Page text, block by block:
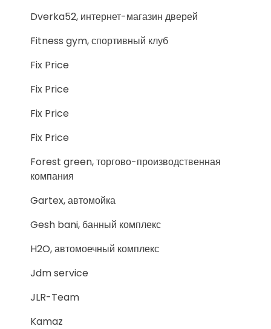
Dverka52, интернет-магазин дверей
Fitness gym, спортивный клуб
Fix Price
Fix Price
Fix Price
Fix Price
Forest green, торгово-производственная
компания
Gartex, автомойка
Gesh bani, банный комплекс
H2O, автомоечный комплекс
Jdm service
JLR-Team
Kamaz